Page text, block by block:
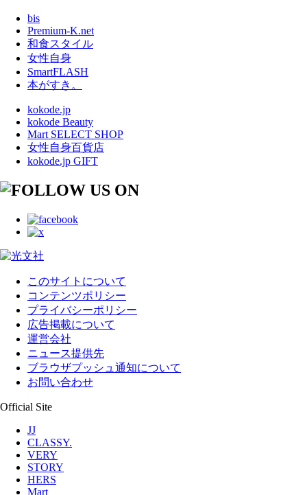
bis
Premium-K.net
和食スタイル
女性自身
SmartFLASH
本がすき。
kokode.jp
kokode Beauty
Mart SELECT SHOP
女性自身百貨店
kokode.jp GIFT
このサイトについて
コンテンツポリシー
プライバシーポリシー
広告掲載について
運営会社
ニュース提供先
ブラウザプッシュ通知について
お問い合わせ
Official Site
JJ
CLASSY.
VERY
STORY
HERS
Mart